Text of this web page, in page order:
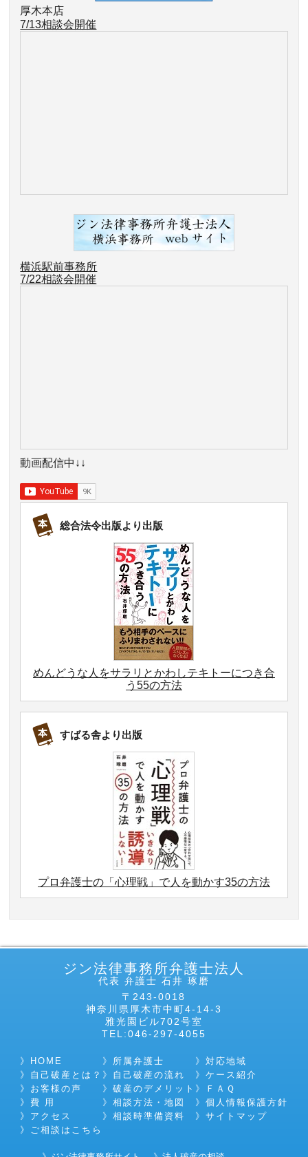
厚木本店
7/13相談会開催
横浜駅前事務所
7/22相談会開催
動画配信中↓↓
総合法令出版より出版
めんどうな人をサラリとかわしテキトーにつき合
う55の方法
すばる舎より出版
プロ弁護士の「心理戦」で人を動かす35の方法
ジン法律事務所弁護士法人
代表 弁護士 石井 琢磨
〒243-0018
神奈川県厚木市中町4-14-3
雅光園ビル702号室
TEL:046-297-4055
HOME
自己破産とは？
お客様の声
費 用
アクセス
ご相談はこちら
所属弁護士
自己破産の流れ
破産のデメリット
相談方法・地図
相談時準備資料
対応地域
ケース紹介
ＦＡＱ
個人情報保護方針
サイトマップ